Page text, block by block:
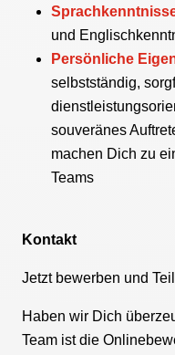
und
Persönliche
selbstständig,
souveränes
machen Dich zu
Teams
Kontakt
Jetzt bewerben und
Haben wir Dich
Team ist die